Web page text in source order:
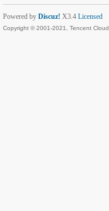
Powered by Discuz! X3.4 Licensed
Copyright © 2001-2021, Tencent Cloud.